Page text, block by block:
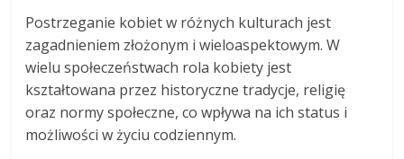
Postrzeganie kobiet w różnych kulturach jest
zagadnieniem złożonym i wieloaspektowym. W
wielu społeczeństwach rola kobiety jest
kształtowana przez historyczne tradycje, religię
oraz normy społeczne, co wpływa na ich status i
możliwości w życiu codziennym.